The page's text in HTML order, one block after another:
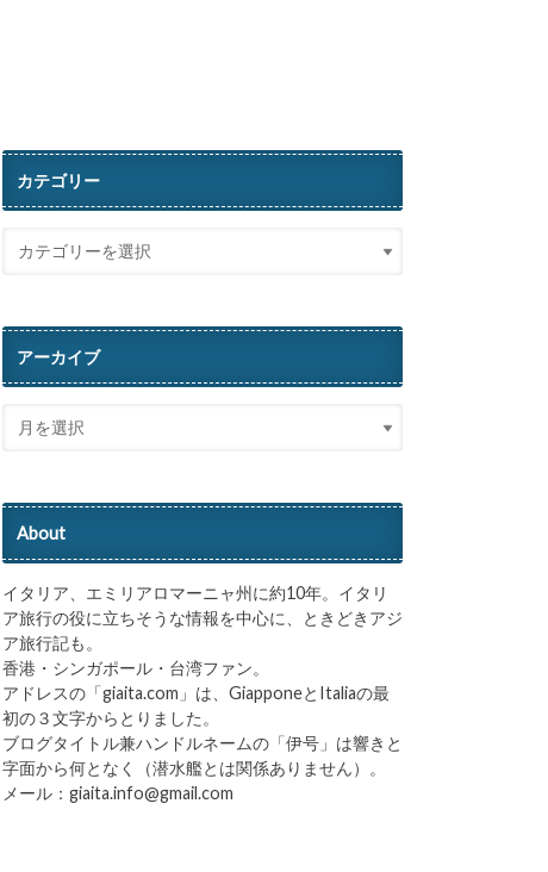
カテゴリー
アーカイブ
About
イタリア、エミリアロマーニャ州に約10年。イタリ
ア旅行の役に立ちそうな情報を中心に、ときどきアジ
ア旅行記も。
香港・シンガポール・台湾ファン。
アドレスの「giaita.com」は、GiapponeとItaliaの最
初の３文字からとりました。
ブログタイトル兼ハンドルネームの「伊号」は響きと
字面から何となく（潜水艦とは関係ありません）。
メール：giaita.info@gmail.com